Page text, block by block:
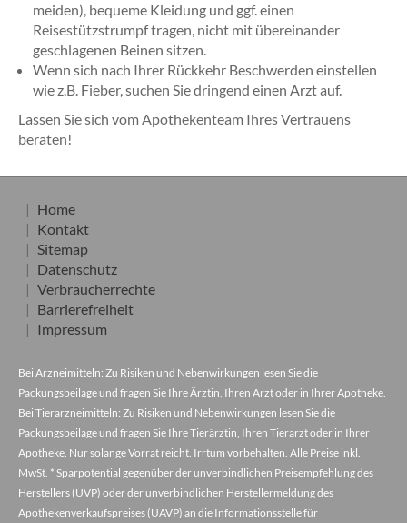
meiden), bequeme Kleidung und ggf. einen
Reisestützstrumpf tragen, nicht mit übereinander
geschlagenen Beinen sitzen.
Wenn sich nach Ihrer Rückkehr Beschwerden einstellen
wie z.B. Fieber, suchen Sie dringend einen Arzt auf.
Lassen Sie sich vom Apothekenteam Ihres Vertrauens
beraten!
Home
Kontakt
Sitemap
Datenschutz
Verbraucherrechte
Barrierefreiheit
Impressum
Bei Arzneimitteln: Zu Risiken und Nebenwirkungen lesen Sie die
Packungsbeilage und fragen Sie Ihre Ärztin, Ihren Arzt oder in Ihrer Apotheke.
Bei Tierarzneimitteln: Zu Risiken und Nebenwirkungen lesen Sie die
Packungsbeilage und fragen Sie Ihre Tierärztin, Ihren Tierarzt oder in Ihrer
Apotheke. Nur solange Vorrat reicht. Irrtum vorbehalten. Alle Preise inkl.
MwSt. * Sparpotential gegenüber der unverbindlichen Preisempfehlung des
Herstellers (UVP) oder der unverbindlichen Herstellermeldung des
Apothekenverkaufspreises (UAVP) an die Informationsstelle für